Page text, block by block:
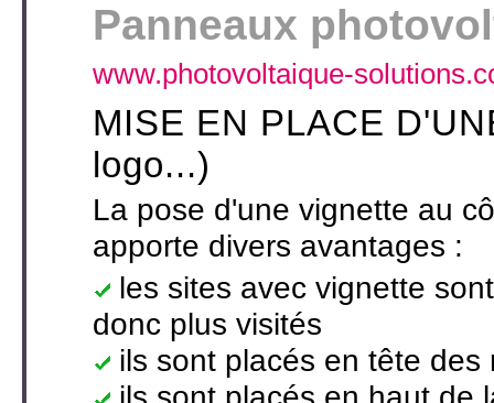
Panneaux
www.photovoltaique-
MISE EN PLACE
logo...)
La pose d'une vignette au
apporte divers avantages :
les sites avec vignette
donc plus visités
ils sont placés en tête